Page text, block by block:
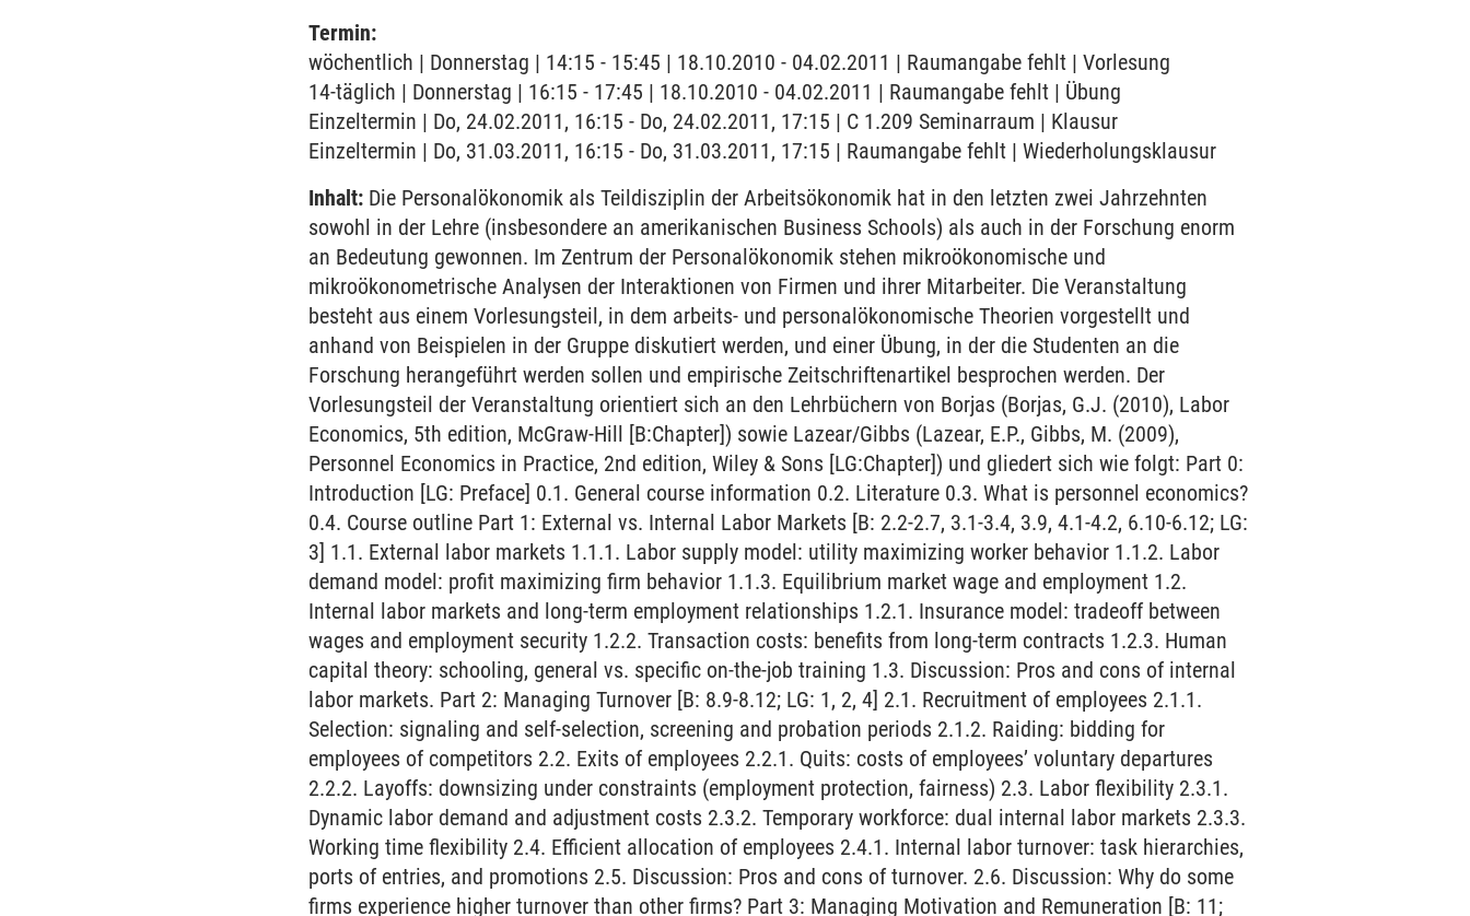
Termin:
wöchentlich | Donnerstag | 14:15 - 15:45 | 18.10.2010 - 04.02.2011 | Raumangabe fehlt | Vorlesung
14-täglich | Donnerstag | 16:15 - 17:45 | 18.10.2010 - 04.02.2011 | Raumangabe fehlt | Übung
Einzeltermin | Do, 24.02.2011, 16:15 - Do, 24.02.2011, 17:15 | C 1.209 Seminarraum | Klausur
Einzeltermin | Do, 31.03.2011, 16:15 - Do, 31.03.2011, 17:15 | Raumangabe fehlt | Wiederholungsklausur
Inhalt: Die Personalökonomik als Teildisziplin der Arbeitsökonomik hat in den letzten zwei Jahrzehnten
sowohl in der Lehre (insbesondere an amerikanischen Business Schools) als auch in der Forschung enorm
an Bedeutung gewonnen. Im Zentrum der Personalökonomik stehen mikroökonomische und
mikroökonometrische Analysen der Interaktionen von Firmen und ihrer Mitarbeiter. Die Veranstaltung
besteht aus einem Vorlesungsteil, in dem arbeits- und personalökonomische Theorien vorgestellt und
anhand von Beispielen in der Gruppe diskutiert werden, und einer Übung, in der die Studenten an die
Forschung herangeführt werden sollen und empirische Zeitschriftenartikel besprochen werden. Der
Vorlesungsteil der Veranstaltung orientiert sich an den Lehrbüchern von Borjas (Borjas, G.J. (2010), Labor
Economics, 5th edition, McGraw-Hill [B:Chapter]) sowie Lazear/Gibbs (Lazear, E.P., Gibbs, M. (2009),
Personnel Economics in Practice, 2nd edition, Wiley & Sons [LG:Chapter]) und gliedert sich wie folgt: Part 0:
Introduction [LG: Preface] 0.1. General course information 0.2. Literature 0.3. What is personnel economics?
0.4. Course outline Part 1: External vs. Internal Labor Markets [B: 2.2-2.7, 3.1-3.4, 3.9, 4.1-4.2, 6.10-6.12; LG:
3] 1.1. External labor markets 1.1.1. Labor supply model: utility maximizing worker behavior 1.1.2. Labor
demand model: profit maximizing firm behavior 1.1.3. Equilibrium market wage and employment 1.2.
Internal labor markets and long-term employment relationships 1.2.1. Insurance model: tradeoff between
wages and employment security 1.2.2. Transaction costs: benefits from long-term contracts 1.2.3. Human
capital theory: schooling, general vs. specific on-the-job training 1.3. Discussion: Pros and cons of internal
labor markets. Part 2: Managing Turnover [B: 8.9-8.12; LG: 1, 2, 4] 2.1. Recruitment of employees 2.1.1.
Selection: signaling and self-selection, screening and probation periods 2.1.2. Raiding: bidding for
employees of competitors 2.2. Exits of employees 2.2.1. Quits: costs of employees’ voluntary departures
2.2.2. Layoffs: downsizing under constraints (employment protection, fairness) 2.3. Labor flexibility 2.3.1.
Dynamic labor demand and adjustment costs 2.3.2. Temporary workforce: dual internal labor markets 2.3.3.
Working time flexibility 2.4. Efficient allocation of employees 2.4.1. Internal labor turnover: task hierarchies,
ports of entries, and promotions 2.5. Discussion: Pros and cons of turnover. 2.6. Discussion: Why do some
firms experience higher turnover than other firms? Part 3: Managing Motivation and Remuneration [B: 11;